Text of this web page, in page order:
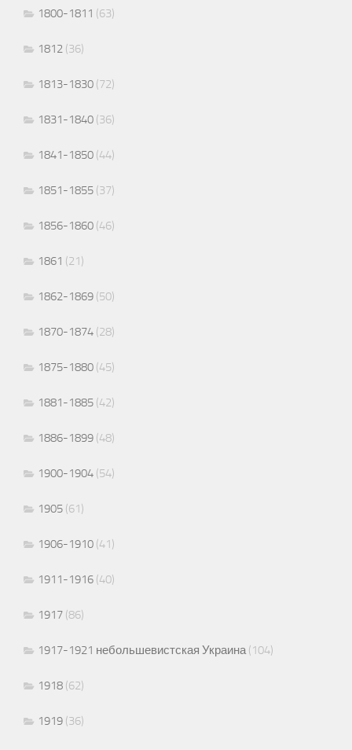
1800-1811 (63)
1812 (36)
1813-1830 (72)
1831-1840 (36)
1841-1850 (44)
1851-1855 (37)
1856-1860 (46)
1861 (21)
1862-1869 (50)
1870-1874 (28)
1875-1880 (45)
1881-1885 (42)
1886-1899 (48)
1900-1904 (54)
1905 (61)
1906-1910 (41)
1911-1916 (40)
1917 (86)
1917-1921 небольшевистская Украина(104)
1918 (62)
1919 (36)